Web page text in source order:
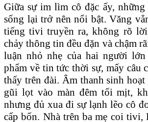
​Giữa sự im lìm cô đặc ấy, những
sống lại trở nên nổi bật. Văng
tiếng tivi truyền ra, không rõ
chảy thông tin đều đặn và chậm
luận nhỏ nhẹ của hai người
phẩm về tin tức thời sự, mấy câu
thấy trên đài. Âm thanh sinh hoạt
gũi lọt vào màn đêm tối mịt,
nhưng đủ xua đi sự lạnh lẽo cô
cấp bốn. Nhà trên ba mẹ coi tivi,